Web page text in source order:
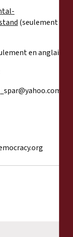
(seulement en
en anglais)